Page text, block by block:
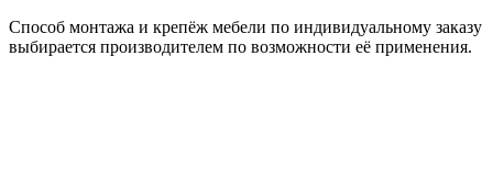
Способ монтажа и крепёж мебели по индивидуальному заказу
выбирается производителем по возможности её применения.